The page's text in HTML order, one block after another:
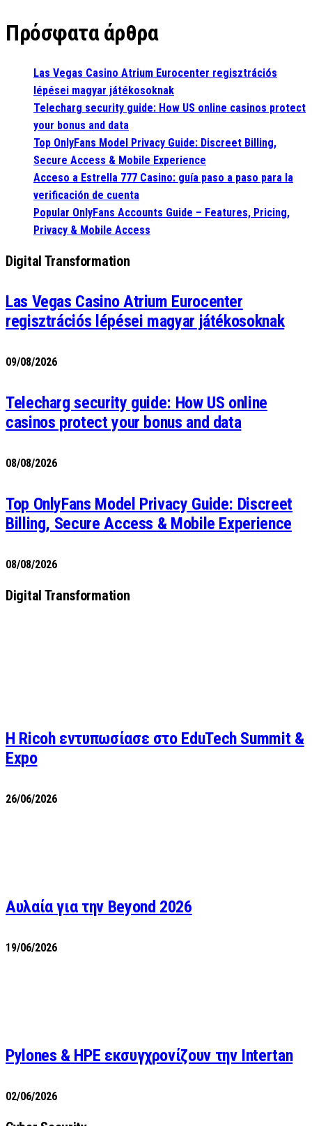
Πρόσφατα άρθρα
Las Vegas Casino Atrium Eurocenter regisztrációs
lépései magyar játékosoknak
Telecharg security guide: How US online casinos protect
your bonus and data
Top OnlyFans Model Privacy Guide: Discreet Billing,
Secure Access & Mobile Experience
Acceso a Estrella 777 Casino: guía paso a paso para la
verificación de cuenta
Popular OnlyFans Accounts Guide – Features, Pricing,
Privacy & Mobile Access
Digital Transformation
Las Vegas Casino Atrium Eurocenter
regisztrációs lépései magyar játékosoknak
09/08/2026
Telecharg security guide: How US online
casinos protect your bonus and data
08/08/2026
Top OnlyFans Model Privacy Guide: Discreet
Billing, Secure Access & Mobile Experience
08/08/2026
Digital Transformation
Η Ricoh εντυπωσίασε στο EduTech Summit &
Expo
26/06/2026
Αυλαία για την Beyond 2026
19/06/2026
Pylones & HPE εκσυγχρονίζουν την Intertan
02/06/2026